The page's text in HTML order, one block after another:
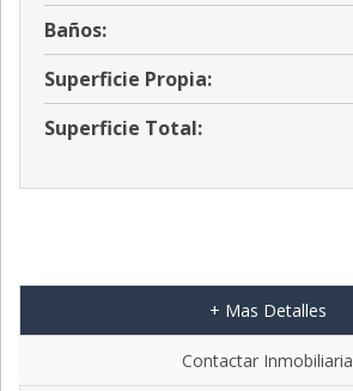
';
Baños:
Superficie Propia:
Superficie Total:
+ Mas Detalles
Contactar Inmobiliaria